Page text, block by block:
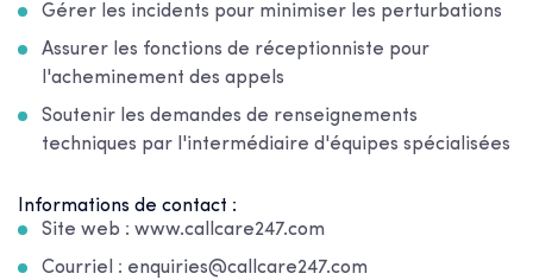
Gérer les incidents pour minimiser les perturbations
Assurer les fonctions de réceptionniste pour
l'acheminement des appels
Soutenir les demandes de renseignements
techniques par l'intermédiaire d'équipes spécialisées
Informations de contact :
Site web : www.callcare247.com
Courriel : enquiries@callcare247.com